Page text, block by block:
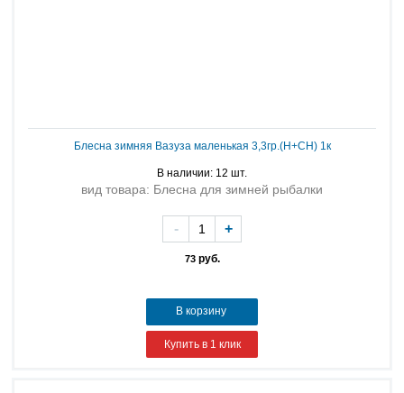
Блесна зимняя Вазуза маленькая 3,3гр.(Н+СН) 1к
В наличии: 12 шт.
вид товара: Блесна для зимней рыбалки
73руб.
- +
В корзину
Купить в 1 клик